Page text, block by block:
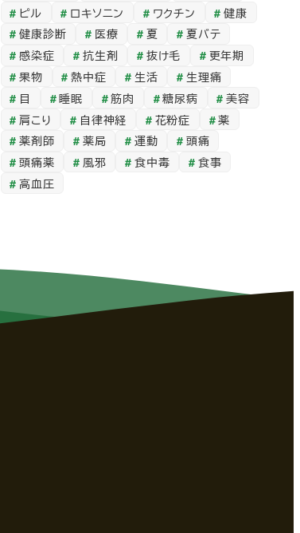
ピル
ロキソニン ワクチン
健康
健康診断
医療 夏
夏バテ
感染症
抗生剤 抜け毛
更年期
果物
熱中症 生活
生理痛
目
睡眠 筋肉 糖尿病
美容
肩こり
自律神経 花粉症
薬
薬剤師
薬局 運動
頭痛
頭痛薬
風邪 食中毒
食事
高血圧